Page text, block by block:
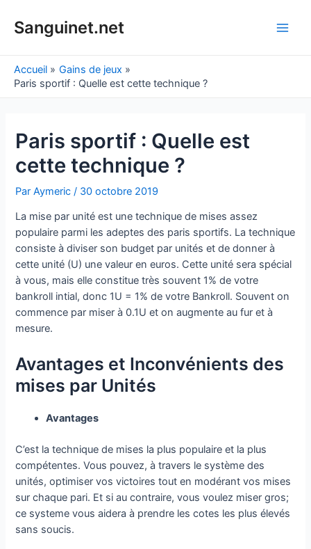
Sanguinet.net
Accueil
Gains de jeux
Paris sportif : Quelle est cette technique ?
Paris sportif : Quelle est
cette technique ?
ParAymeric/ 30 octobre 2019
La mise par unité est une technique de mises assez
populaire parmi les adeptes des paris sportifs. La technique
consiste à diviser son budget par unités et de donner à
cette unité (U) une valeur en euros. Cette unité sera spécial
à vous, mais elle constitue très souvent 1% de votre
bankroll intial, donc 1U = 1% de votre Bankroll. Souvent on
commence par miser à 0.1U et on augmente au fur et à
mesure.
Avantages et Inconvénients des
mises par Unités
Avantages
C’est la technique de mises la plus populaire et la plus
compétentes. Vous pouvez, à travers le système des
unités, optimiser vos victoires tout en modérant vos mises
sur chaque pari. Et si au contraire, vous voulez miser gros;
ce systeme vous aidera à prendre les cotes les plus élevés
sans soucis.